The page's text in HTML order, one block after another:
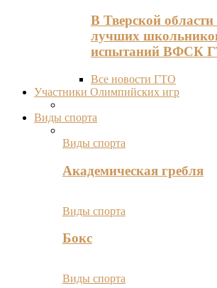
В Тверской
лучших
испытаний ВФСК
Все новости ГТО
Участники Олимпийских игр
Виды спорта
Виды спорта
Академическая гребля
Виды спорта
Бокс
Виды спорта